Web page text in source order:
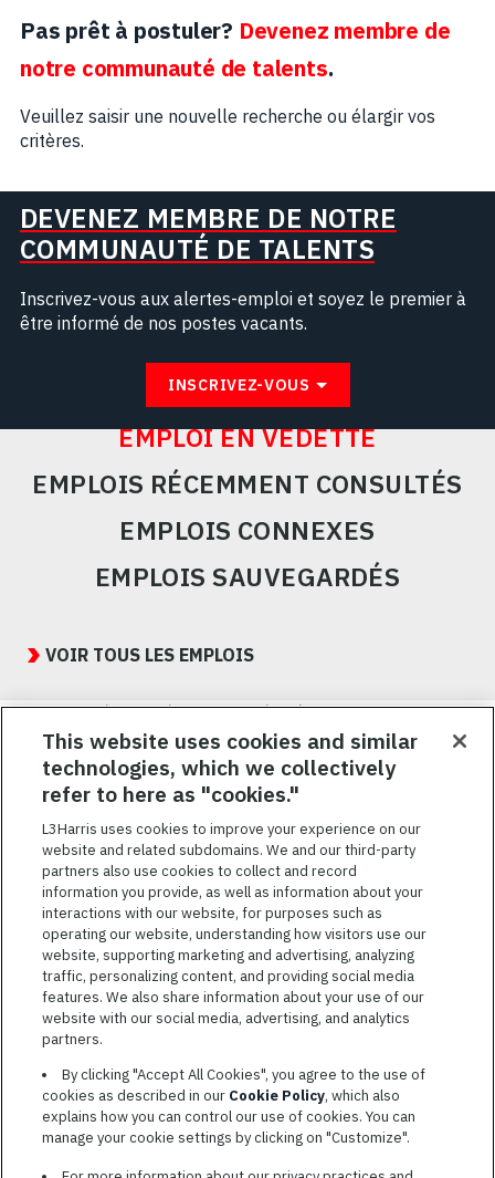
Pas prêt à postuler? Devenez membre de
notre communauté de talents.
Veuillez saisir une nouvelle recherche ou élargir vos
critères.
DEVENEZ MEMBRE DE NOTRE
COMMUNAUTÉ DE TALENTS
Inscrivez-vous aux alertes-emploi et soyez le premier à
être informé de nos postes vacants.
INSCRIVEZ-VOUS
EMPLOI EN VEDETTE
EMPLOIS RÉCEMMENT CONSULTÉS
EMPLOIS CONNEXES
EMPLOIS SAUVEGARDÉS
JobsVOIR TOUS LES EMPLOIS
Nous visons à attirer, à mobiliser et à fidéliser une main-d’œuvre
hautement performante et diversifiée. De plus, nous croyons
qu’une culture d’inclusion amusante et décontractée aide nos
employés à réaliser leur plein potentiel. Nous donnons les moyens
à nos employés, sans égard à leur race, leur couleur, leur religion,
origine nationale, leur handicap ou leur statut d’ancien
combattant, d’innover afin de résoudre les problèmes les plus
coriaces de nos clients.
CONDITIONS GÉNÉRALES D’UTILISATION
COOKIE SETTINGS
PLAN DU SITE
PRIVACY POLICY
COOKIE CHOICES & INFO
L3HARRIS.COM
This website uses cookies and similar
technologies, which we collectively
refer to here as "cookies."
L3Harris uses cookies to improve your experience on our
website and related subdomains. We and our third-party
partners also use cookies to collect and record
information you provide, as well as information about your
interactions with our website, for purposes such as
operating our website, understanding how visitors use our
website, supporting marketing and advertising, analyzing
traffic, personalizing content, and providing social media
features. We also share information about your use of our
website with our social media, advertising, and analytics
partners.
By clicking "Accept All Cookies", you agree to the use of
cookies as described in our Cookie Policy, which also
explains how you can control our use of cookies. You can
manage your cookie settings by clicking on "Customize".